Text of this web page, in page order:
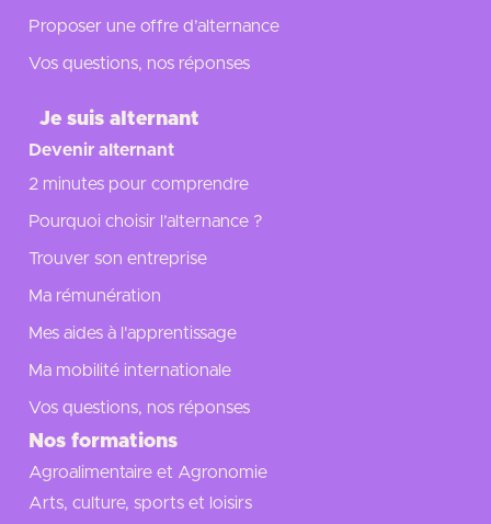
Proposer une offre d’alternance
Vos questions, nos réponses
Je suis alternant
Devenir alternant
2 minutes pour comprendre
Pourquoi choisir l’alternance ?
Trouver son entreprise
Ma rémunération
Mes aides à l'apprentissage
Ma mobilité internationale
Vos questions, nos réponses
Nos formations
Agroalimentaire et Agronomie
Arts, culture, sports et loisirs